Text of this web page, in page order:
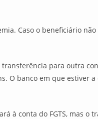
Caso o beneficiário
para outra
O banco em que estiver
à conta do FGTS, mas o